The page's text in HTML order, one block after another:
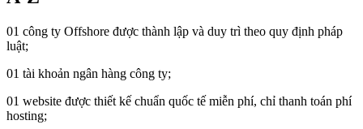
01 công ty Offshore được thành lập và duy trì theo quy định pháp
luật;
01 tài khoản ngân hàng công ty;
01 website được thiết kế chuẩn quốc tế miễn phí, chỉ thanh toán phí
hosting;